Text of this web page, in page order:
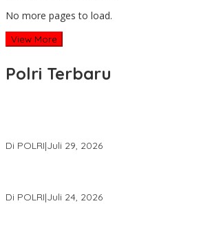
No more pages to load.
View More
Polri Terbaru
Di POLRI|Juli 29, 2026
Di POLRI|Juli 24, 2026